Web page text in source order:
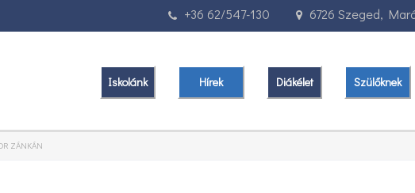
6726 Szeged,
+36 62/547-130
Iskolánk Hírek Diákélet Szülőknek
ZÁNKÁN